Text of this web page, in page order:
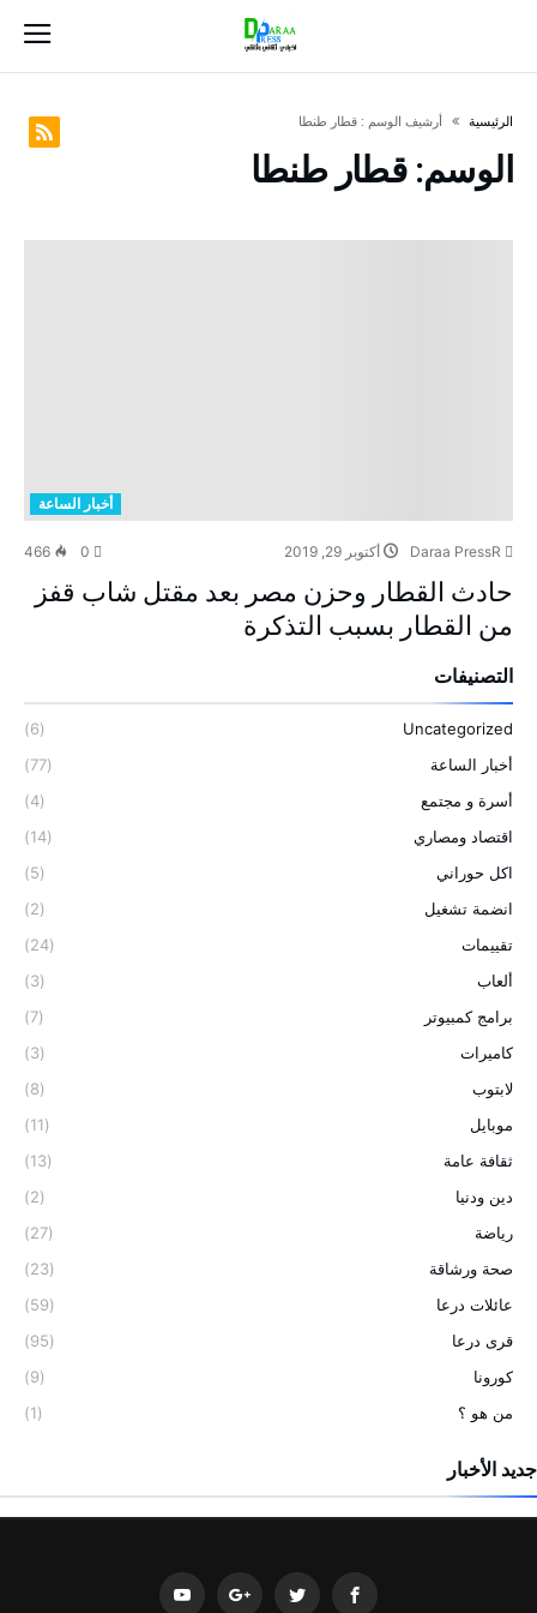
‫الرئيسية‬ ‫أرشيف الوسم :‬ قطار طنطا
الوسم:قطار طنطا
أخبار الساعة
أكتوبر 29, 2019 466
حادث القطار وحزن مصر بعد مقتل شاب قفز
من القطار بسبب التذكرة
التصنيفات
Uncategorized
(6)
أخبار الساعة
(77)
أسرة و مجتمع
(4)
اقتصاد ومصاري
(14)
اكل حوراني
(5)
انضمة تشغيل
(2)
تقييمات
(24)
ألعاب
(3)
برامج كمبيوتر
(7)
كاميرات
(3)
لابتوب
(8)
موبايل
(11)
ثقافة عامة
(13)
دين ودنيا
(2)
رياضة
(27)
صحة ورشاقة
(23)
عائلات درعا
(59)
قرى درعا
(95)
كورونا
(9)
من هو ؟
(1)
جديد الأخبار